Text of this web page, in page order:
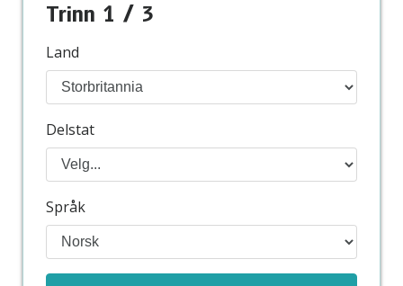
Trinn 1 / 3
Land
Delstat
Språk